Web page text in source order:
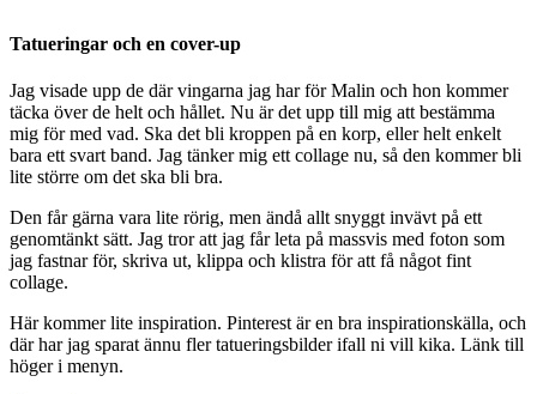
Tatueringar och en cover-up
Jag visade upp de där vingarna jag har för Malin och hon kommer
täcka över de helt och hållet. Nu är det upp till mig att bestämma
mig för med vad. Ska det bli kroppen på en korp, eller helt enkelt
bara ett svart band. Jag tänker mig ett collage nu, så den kommer bli
lite större om det ska bli bra.
Den får gärna vara lite rörig, men ändå allt snyggt invävt på ett
genomtänkt sätt. Jag tror att jag får leta på massvis med foton som
jag fastnar för, skriva ut, klippa och klistra för att få något fint
collage.
Här kommer lite inspiration. Pinterest är en bra inspirationskälla, och
där har jag sparat ännu fler tatueringsbilder ifall ni vill kika. Länk till
höger i menyn.